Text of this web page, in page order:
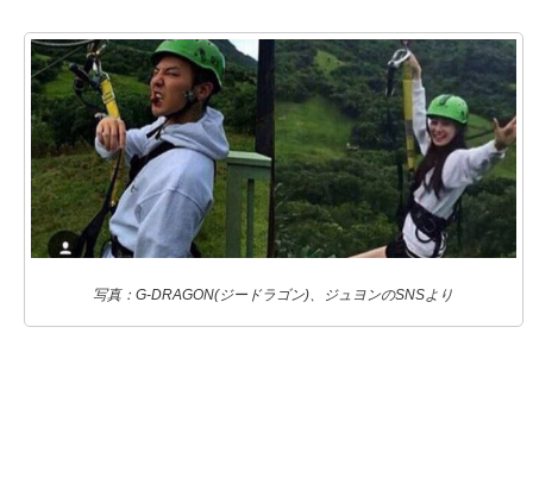
写真：G-DRAGON(ジードラゴン)、ジュヨンのSNSより